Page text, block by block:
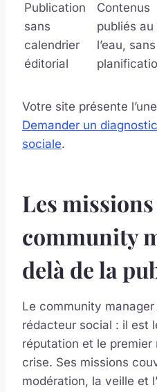
Publication
sans
calendrier
éditorial
Contenus
publiés au
l’eau, sans
Votre site présente
Demander un
sociale.
Les
community
delà de la
Le community manager
rédacteur social : il est
réputation et le premier
crise. Ses missions
modération, la veille et